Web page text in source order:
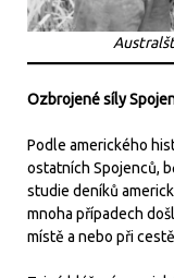
Ozbrojené síly
Podle amerického
ostatních Spojenců,
studie deníků
mnoha případech
místě a nebo při